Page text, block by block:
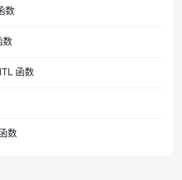
数
数
函数
数